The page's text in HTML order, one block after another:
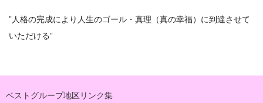
”人格の完成により人生のゴール・真理（真の幸福）に到達させて
いただける”
ベストグループ地区リンク集